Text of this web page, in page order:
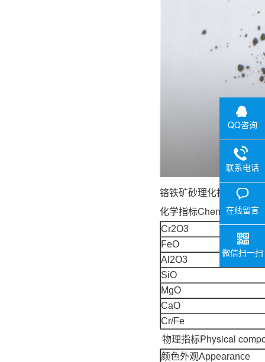
铬铁矿砂理
化学指标Chemical
Cr2O3
FeO
Al2O3
SiO
MgO
CaO
Cr/Fe
物理指标Physical
颜色外观Appearance
QQ咨询
联系电话
在线留言
微信扫一扫